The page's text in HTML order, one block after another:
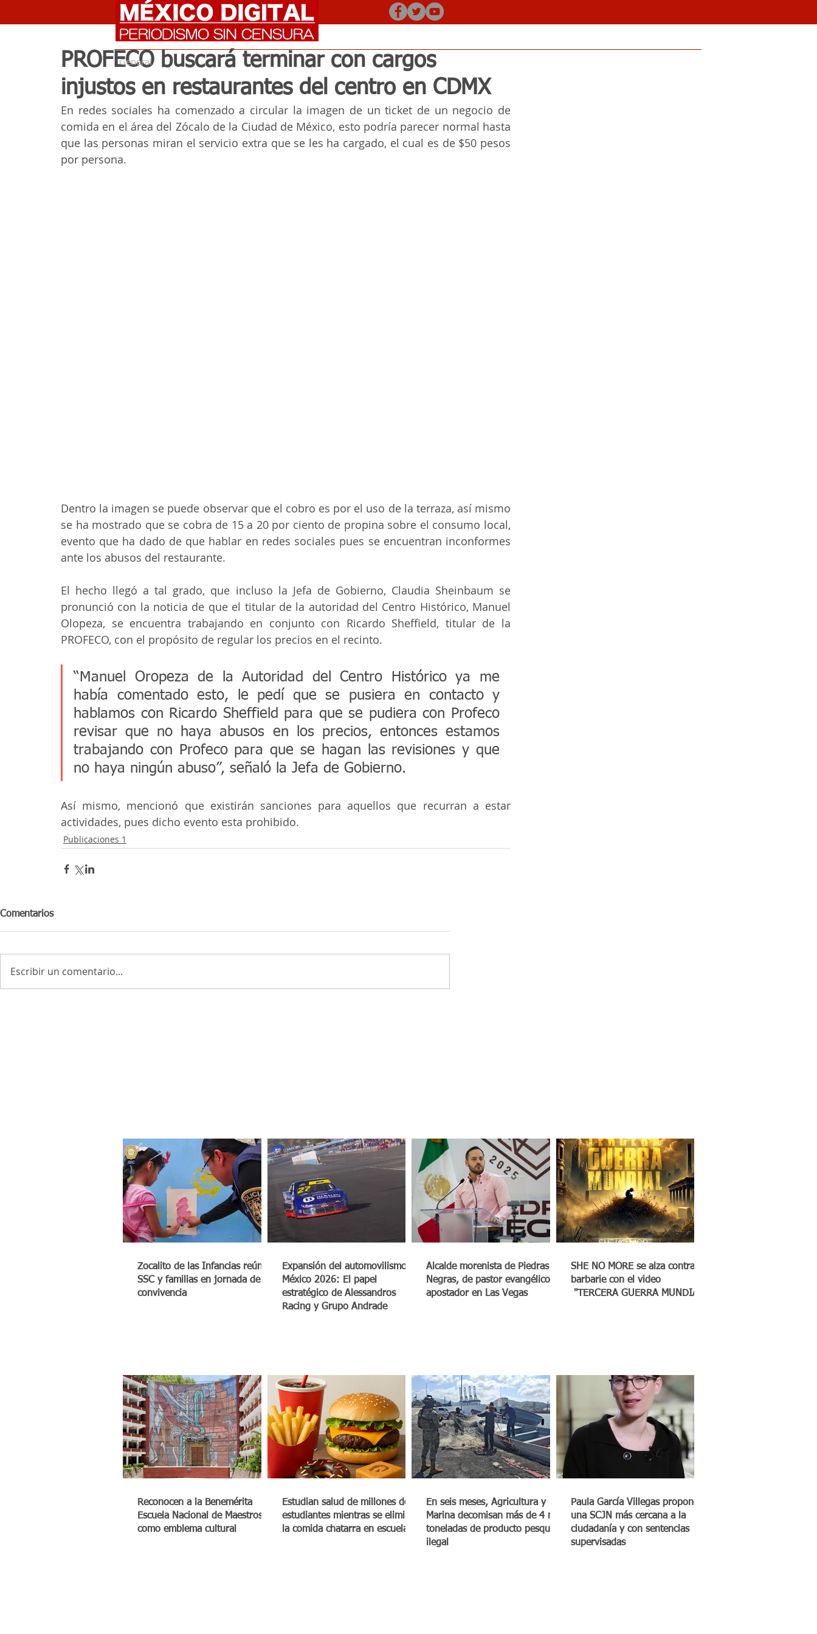
General
PROFECO buscará terminar con cargos
injustos en restaurantes del centro en CDMX
En redes sociales ha comenzado a circular la imagen de un ticket de un negocio de
comida en el área del Zócalo de la Ciudad de México, esto podría parecer normal hasta
que las personas miran el servicio extra que se les ha cargado, el cual es de $50 pesos
por persona.
Dentro la imagen se puede observar que el cobro es por el uso de la terraza, así mismo
se ha mostrado que se cobra de 15 a 20 por ciento de propina sobre el consumo local,
evento que ha dado de que hablar en redes sociales pues se encuentran inconformes
ante los abusos del restaurante.
El hecho llegó a tal grado, que incluso la Jefa de Gobierno, Claudia Sheinbaum se
pronunció con la noticia de que el titular de la autoridad del Centro Histórico, Manuel
Olopeza, se encuentra trabajando en conjunto con Ricardo Sheffield, titular de la
PROFECO, con el propósito de regular los precios en el recinto.
“Manuel Oropeza de la Autoridad del Centro Histórico ya me
había comentado esto, le pedí que se pusiera en contacto y
hablamos con Ricardo Sheffield para que se pudiera con Profeco
revisar que no haya abusos en los precios, entonces estamos
trabajando con Profeco para que se hagan las revisiones y que
no haya ningún abuso”, señaló la Jefa de Gobierno.
Así mismo, mencionó que existirán sanciones para aquellos que recurran a estar
actividades, pues dicho evento esta prohibido.
Publicaciones 1
Comentarios
Escribir un comentario...
Zocalito de las Infancias reúne a
SSC y familias en jornada de
convivencia
Expansión del automovilismo en
México 2026: El papel
estratégico de Alessandros
Racing y Grupo Andrade
Alcalde morenista de Piedras
Negras, de pastor evangélico a
apostador en Las Vegas
SHE NO MORE se alza contra la
barbarie con el video
"TERCERA GUERRA MUNDIAL"
Reconocen a la Benemérita
Escuela Nacional de Maestros
como emblema cultural
Estudian salud de millones de
estudiantes mientras se elimina
la comida chatarra en escuelas
En seis meses, Agricultura y
Marina decomisan más de 4 mil
toneladas de producto pesquero
ilegal
Paula García Villegas propone
una SCJN más cercana a la
ciudadanía y con sentencias
supervisadas